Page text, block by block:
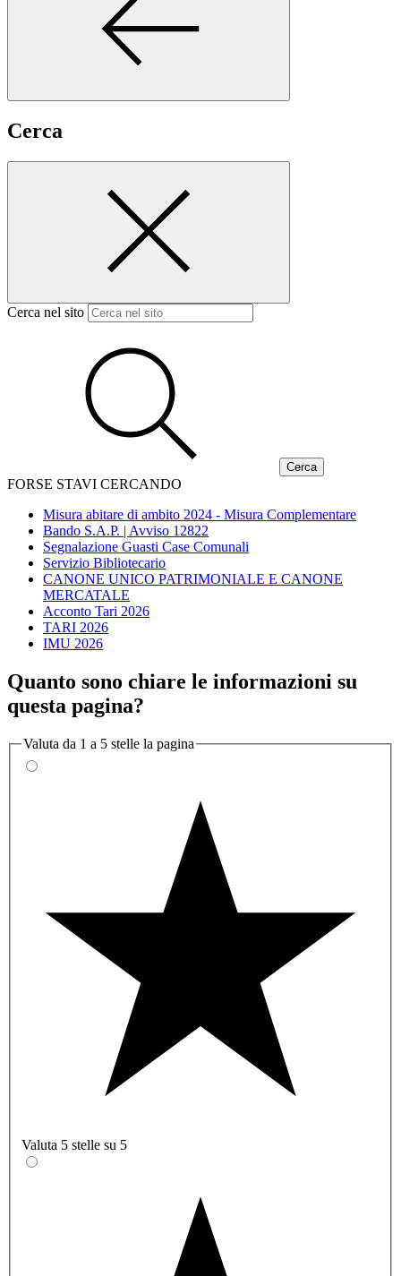
Cerca
Cerca nel sito
FORSE STAVI CERCANDO
Misura abitare di ambito 2024 - Misura Complementare
Bando S.A.P. | Avviso 12822
Segnalazione Guasti Case Comunali
Servizio Bibliotecario
CANONE UNICO PATRIMONIALE E CANONE
MERCATALE
Acconto Tari 2026
TARI 2026
IMU 2026
Quanto sono chiare le informazioni su
questa pagina?
Valuta da 1 a 5 stelle la pagina
Valuta 5 stelle su 5